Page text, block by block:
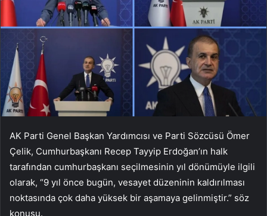
AK Parti Genel Başkan Yardımcısı ve Parti Sözcüsü Ömer
Çelik, Cumhurbaşkanı Recep Tayyip Erdoğan’ın halk
tarafından cumhurbaşkanı seçilmesinin yıl dönümüyle ilgili
olarak, “9 yıl önce bugün, vesayet düzeninin kaldırılması
noktasında çok daha yüksek bir aşamaya gelinmiştir.” söz
konusu.